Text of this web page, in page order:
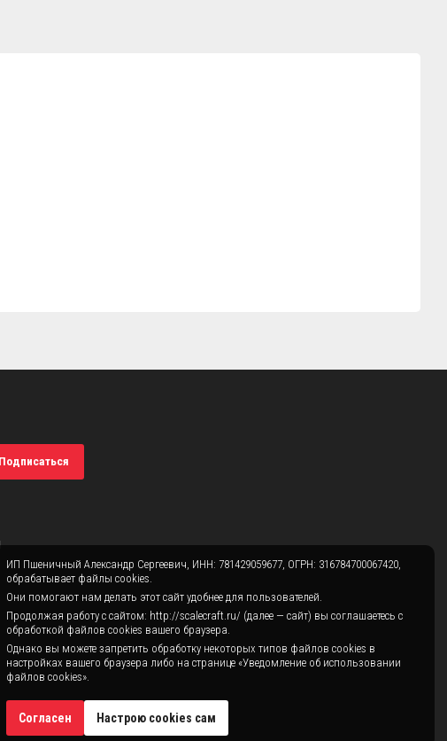
Подписаться
ИП Пшеничный Александр Сергеевич, ИНН: 781429059677, ОГРН: 316784700067420,
обрабатывает файлы cookies.
Они помогают нам делать этот сайт удобнее для пользователей.
Продолжая работу с сайтом: http://scalecraft.ru/ (далее — сайт) вы соглашаетесь с
обработкой файлов cookies вашего браузера.
Однако вы можете запретить обработку некоторых типов файлов cookies в
настройках вашего браузера либо на странице «Уведомление об использовании
файлов cookies».
Согласен Настрою cookies сам